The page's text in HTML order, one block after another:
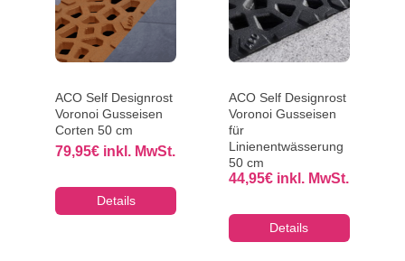
ACO Self Designrost
Voronoi Gusseisen
Corten 50 cm
79,95€ inkl. MwSt.
Details
ACO Self Designrost
Voronoi Gusseisen
für
Linienentwässerung
50 cm
44,95€ inkl. MwSt.
Details